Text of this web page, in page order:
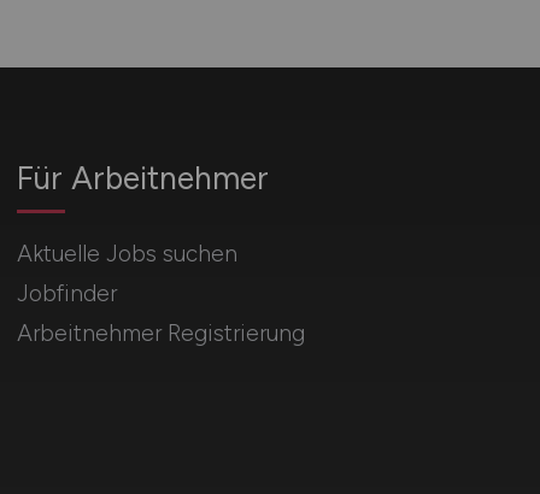
Für Arbeitnehmer
Aktuelle Jobs suchen
Jobfinder
Arbeitnehmer Registrierung